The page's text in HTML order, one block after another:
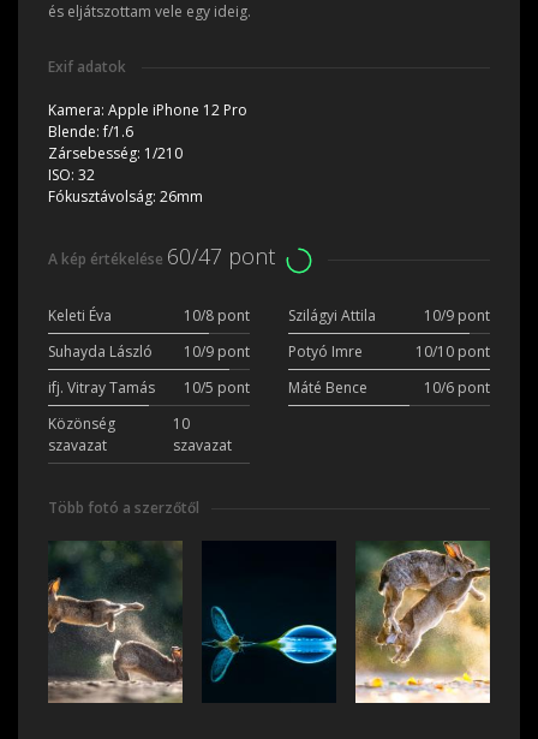
és eljátszottam vele egy ideig.
Exif adatok
Kamera: Apple iPhone 12 Pro
Blende:f/1.6
Zársebesség: 1/210
ISO: 32
Fókusztávolság: 26mm
A kép értékelése 60/47 pont
Keleti Éva 10/8 pont Szilágyi Attila
10/9 pont
Suhayda László
10/9 pont Potyó Imre
10/10 pont
ifj. Vitray Tamás
10/5 pont Máté Bence
10/6 pont
Közönség
szavazat
10
szavazat
Több fotó a szerzőtől